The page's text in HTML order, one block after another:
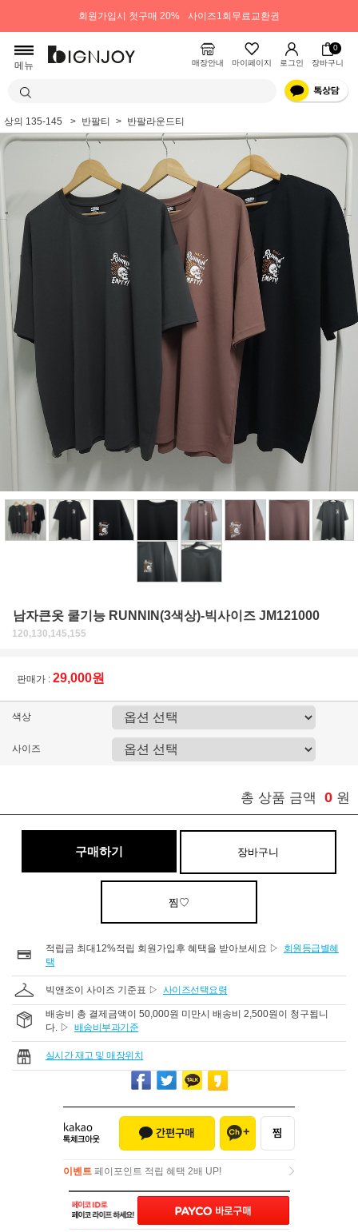
회원가입시 첫구매 20% 사이즈1회무료교환권
메뉴 매장안내 마이페이지 로그인
0
장바구니
상의 135-145 반팔티 반팔라운드티
남자큰옷 쿨기능 RUNNIN(3색상)-빅사이즈 JM121000
120,130,145,155
판매가 : 29,000원
색상
사이즈
총 상품 금액 0 원
구매하기 장바구니
찜♡
적립금 최대12%적립 회원가입후 혜택을 받아보세요 ▷
회원등급별혜
택
빅앤조이 사이즈 기준표 ▷ 사이즈선택요령
배송비 총 결제금액이 50,000원 미만시 배송비 2,500원이 청구됩니
다. ▷ 배송비부과기준
실시간 재고 및 매장위치
이벤트 페이포인트 적립 혜택 2배 UP!
이벤트페이포인트 적립 혜택 2배 UP!